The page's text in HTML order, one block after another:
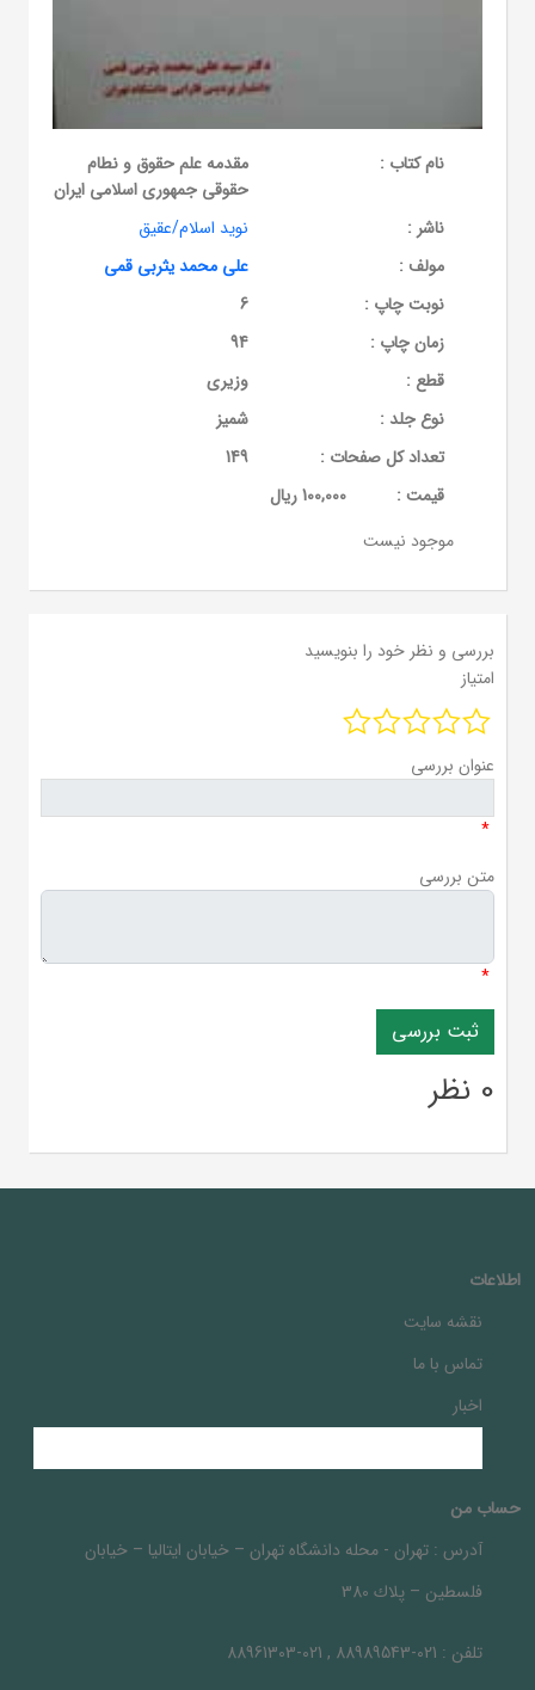
نام کتاب :
مقدمه علم حقوق و نطام
حقوقی جمهوری اسلامی ایران
ناشر :
نوید اسلام/عقیق
مولف :
علی محمد یثربی قمی
نوبت چاپ :
6
زمان چاپ :
94
قطع :
وزیری
نوع جلد :
شمیز
تعداد کل صفحات :
149
قيمت :
100,000 ریال
موجود نیست
بررسی و نظر خود را بنویسید
امتیاز
عنوان بررسی
*
متن بررسی
*
0 نظر
اطلاعات
نقشه سایت
تماس با ما
اخبار
حساب من
آدرس : تهران - محله دانشگاه تهران – خيابان ايتاليا – خيابان
فلسطين – پلاك 380
تلفن : 021-88989543 , 021-88961303